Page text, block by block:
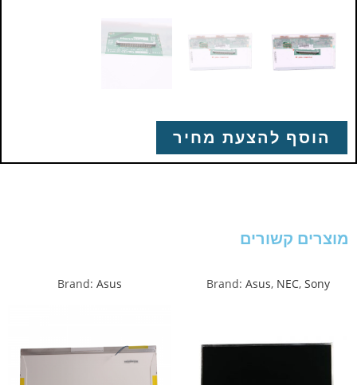
הוסף להצעת מחיר
מוצרים קשורים
Brand: Asus, NEC, Sony
Brand: Asus